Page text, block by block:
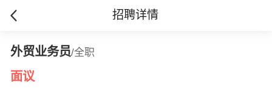
招聘详情
外贸业务员/全职
面议